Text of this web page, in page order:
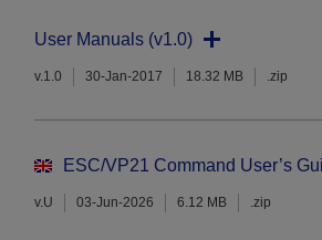
User Manuals (v1.0)
v.1.0 30-Jan-2017 18.32 MB .zip
ESC/VP21 Command User’s
v.U 03-Jun-2026 6.12 MB .zip